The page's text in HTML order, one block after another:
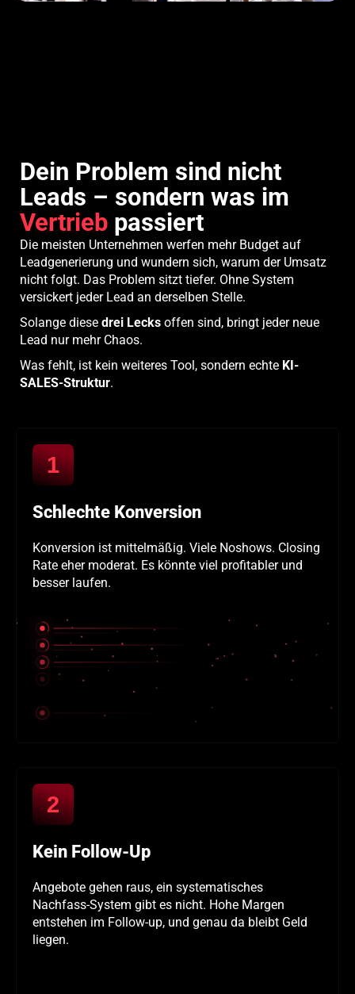
Dein Problem sind nicht
Leads – sondern was im
Vertrieb passiert
Die meisten Unternehmen werfen mehr Budget auf
Leadgenerierung und wundern sich, warum der Umsatz
nicht folgt. Das Problem sitzt tiefer. Ohne System
versickert jeder Lead an derselben Stelle.
Solange diese drei Lecks offen sind, bringt jeder neue
Lead nur mehr Chaos.
Was fehlt, ist kein weiteres Tool, sondern echte KI-
SALES-Struktur.
1
Schlechte Konversion
Konversion ist mittelmäßig. Viele Noshows. Closing
Rate eher moderat. Es könnte viel profitabler und
besser laufen.
2
Kein Follow-Up
Angebote gehen raus, ein systematisches
Nachfass-System gibt es nicht. Hohe Margen
entstehen im Follow-up, und genau da bleibt Geld
liegen.